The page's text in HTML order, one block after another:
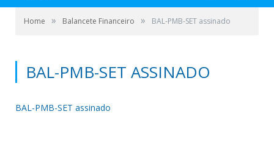
Home » Balancete Financeiro » BAL-PMB-SET assinado
BAL-PMB-SET ASSINADO
BAL-PMB-SET assinado